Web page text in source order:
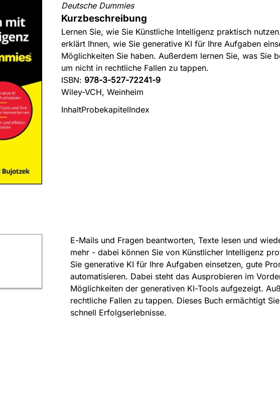
Deutsche Dummies
Kurzbeschreibung
Lernen Sie, wie Sie Künstliche Intelligenz praktisch
erklärt Ihnen, wie Sie generative KI für Ihre Aufgaben
Möglichkeiten Sie haben. Außerdem lernen Sie, was Sie
um nicht in rechtliche Fallen zu tappen.
ISBN: 978-3-527-72241-9
Wiley-VCH, Weinheim
InhaltProbekapitelIndex
E-Mails und Fragen beantworten, Texte lesen und
mehr - dabei können Sie von Künstlicher Intelligenz
Sie generative KI für Ihre Aufgaben einsetzen, gute
automatisieren. Dabei steht das Ausprobieren im
Möglichkeiten der generativen KI-Tools aufgezeigt.
rechtliche Fallen zu tappen. Dieses Buch ermächtigt
schnell Erfolgserlebnisse.